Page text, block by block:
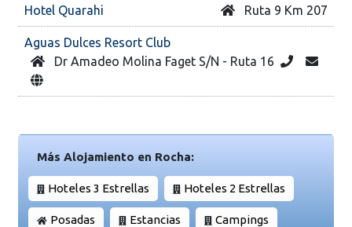
Hotel Quarahi Ruta 9 Km 207
Aguas Dulces Resort Club
Dr Amadeo Molina Faget S/N - Ruta 16
Más Alojamiento en Rocha:
Hoteles 3 Estrellas Hoteles 2 Estrellas
Posadas Estancias Campings